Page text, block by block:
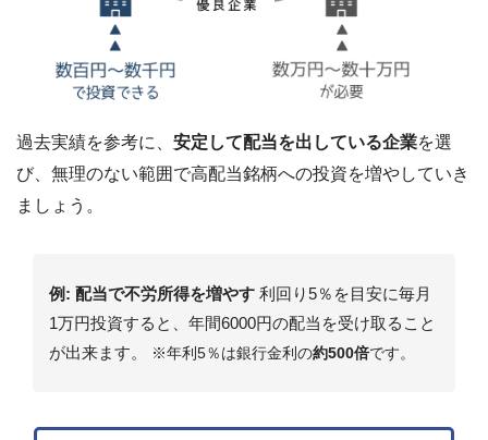
過去実績を参考に、 安定して配当を出している企業を選
び、無理のない範囲で高配当銘柄への投資を増やしていき
ましょう。
例: 配当で不労所得を増やす 利回り5％を目安に毎月
1万円投資すると、年間6000円の配当を受け取ること
が出来ます。
※年利5％は銀行金利の約500倍です。